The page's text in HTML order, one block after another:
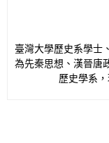
臺灣大學歷史系學士
為先秦思想、漢晉唐
歷史學系